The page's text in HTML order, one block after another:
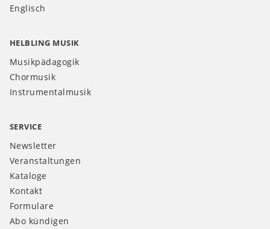
Englisch
HELBLING MUSIK
Musikpädagogik
Chormusik
Instrumentalmusik
SERVICE
Newsletter
Veranstaltungen
Kataloge
Kontakt
Formulare
Abo kündigen